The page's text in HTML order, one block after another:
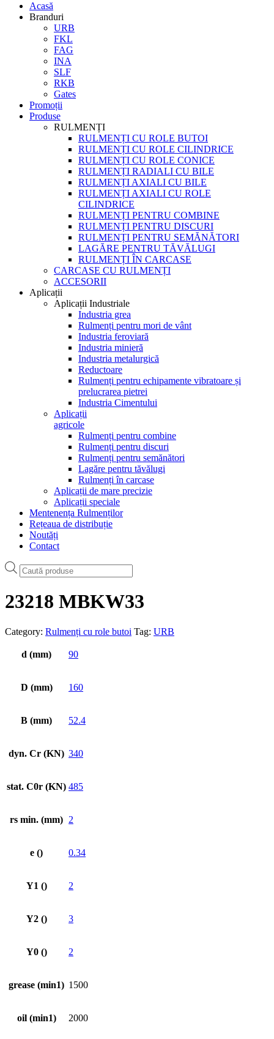
Acasă
Branduri
URB
FKL
FAG
INA
SLF
RKB
Gates
Promoții
Produse
RULMENȚI
RULMENȚI CU ROLE BUTOI
RULMENȚI CU ROLE CILINDRICE
RULMENȚI CU ROLE CONICE
RULMENȚI RADIALI CU BILE
RULMENȚI AXIALI CU BILE
RULMENȚI AXIALI CU ROLE
CILINDRICE
RULMENȚI PENTRU COMBINE
RULMENȚI PENTRU DISCURI
RULMENȚI PENTRU SEMĂNĂTORI
LAGĂRE PENTRU TĂVĂLUGI
RULMENȚI ÎN CARCASE
CARCASE CU RULMENȚI
ACCESORII
Aplicații
Aplicații Industriale
Industria grea
Rulmenți pentru mori de vânt
Industria feroviară
Industria minieră
Industria metalurgică
Reductoare
Rulmenți pentru echipamente vibratoare și
prelucrarea pietrei
Industria Cimentului
Aplicații
agricole
Rulmenți pentru combine
Rulmenți pentru discuri
Rulmenți pentru semănători
Lagăre pentru tăvălugi
Rulmenți în carcase
Aplicații de mare precizie
Aplicații speciale
Mentenența Rulmenților
Rețeaua de distribuție
Noutăți
Contact
Products
search
23218 MBKW33
Category: Rulmenți cu role butoi Tag: URB
d (mm) 90
D (mm) 160
B (mm) 52.4
dyn. Cr (KN) 340
stat. C0r (KN) 485
rs min. (mm) 2
e () 0.34
Y1 () 2
Y2 () 3
Y0 () 2
grease (min1) 1500
oil (min1) 2000